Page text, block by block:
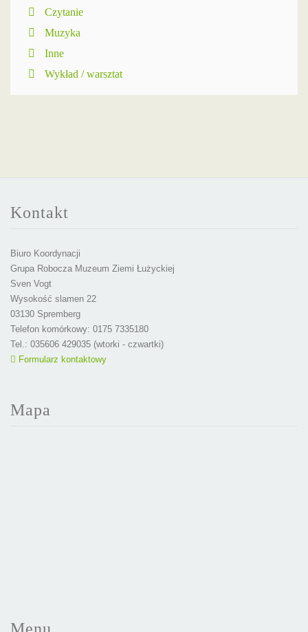
Czytanie
Muzyka
Inne
Wykład / warsztat
Kontakt
Biuro Koordynacji
Grupa Robocza Muzeum Ziemi Łużyckiej
Sven Vogt
Wysokość slamen 22
03130 Spremberg
Telefon komórkowy: 0175 7335180
Tel.: 035606 429035 (wtorki - czwartki)
Formularz kontaktowy
Mapa